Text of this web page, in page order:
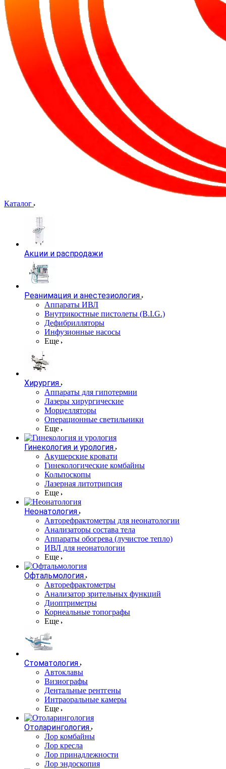
Каталог
Акции и распродажи
Реанимация и анестезиология
Аппараты ИВЛ
Внутрикостные пистолеты (B.I.G.)
Дефибрилляторы
Инфузионные насосы
Еще
Хирургия
Аппараты для гипотермии
Лазеры хирургические
Морцелляторы
Операционные светильники
Еще
Гинекология и урология
Акушерские кровати
Гинекологические комбайны
Кольпоскопы
Лазерная литотрипсия
Еще
Неонатология
Авторефрактометры для неонатологии
Анализаторы состава тела
Аппараты обогрева (лучистое тепло)
ИВЛ для неонатологии
Еще
Офтальмология
Авторефрактометры
Анализатор зрительных функций
Диоптриметры
Корнеальные топографы
Еще
Стоматология
Автоклавы
Визиографы
Дентальные рентгены
Интраоральные камеры
Еще
Отоларингология
Лор комбайны
Лор кресла
Лор принадлежности
Лор эндоскопия